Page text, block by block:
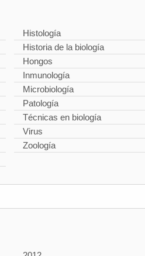
Histología
Historia de la biología
Hongos
Inmunología
Microbiología
Patología
Técnicas en biología
Virus
Zoología